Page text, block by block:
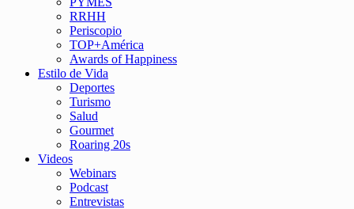
RRHH
Periscopio
TOP+América
Awards of Happiness
Estilo de Vida
Deportes
Turismo
Salud
Gourmet
Roaring 20s
Videos
Webinars
Podcast
Entrevistas